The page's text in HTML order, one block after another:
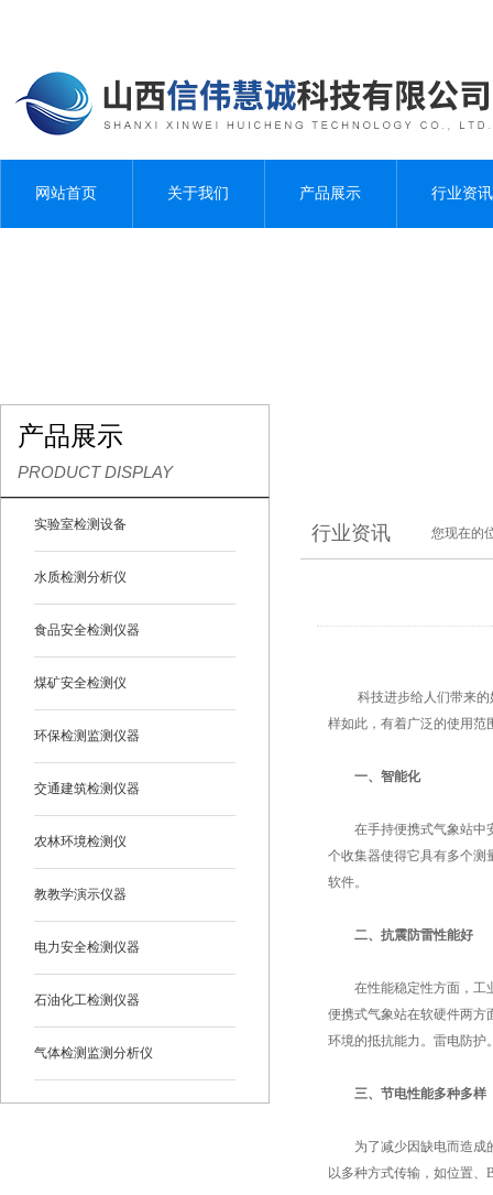
网站首页 关于我们 产品展示 行业资讯
产品展示
PRODUCT DISPLAY
实验室检测设备
水质检测分析仪
食品安全检测仪器
煤矿安全检测仪
环保检测监测仪器
交通建筑检测仪器
农林环境检测仪
教教学演示仪器
电力安全检测仪器
石油化工检测仪器
气体检测监测分析仪
行业资讯 您现在的
科技进步给人们带来的好
样如此，有着广泛的使用范
一、智能化
在手持便携式气象站中安
个收集器使得它具有多个测
软件。
二、抗震防雷性能好
在性能稳定性方面，工业
便携式气象站在软硬件两方
环境的抵抗能力。雷电防护
三、节电性能多种多样
为了减少因缺电而造成的
以多种方式传输，如位置